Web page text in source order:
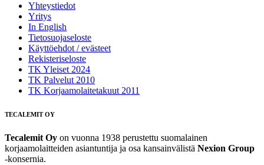
Yhteystiedot
Yritys
In English
Tietosuojaseloste
Käyttöehdot / evästeet
Rekisteriseloste
TK Yleiset 2024
TK Palvelut 2010
TK Korjaamolaitetakuut 2011
TECALEMIT OY
Tecalemit Oy on vuonna 1938 perustettu suomalainen
korjaamolaitteiden asiantuntija ja osa kansainvälistä Nexion Group
-konsernia.